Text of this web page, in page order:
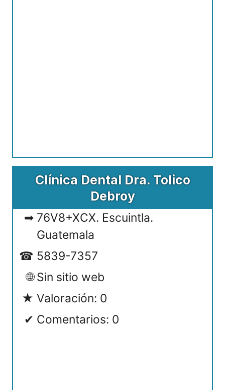
Clínica Dental Dra. Tolico
Debroy
76V8+XCX. Escuintla.
Guatemala
5839-7357
Sin sitio web
Valoración: 0
Comentarios: 0